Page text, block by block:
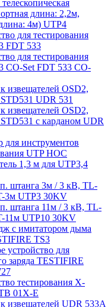
длина: 2,2м,
4м) UTP4
для тестирования
FDT 533
для тестирования
CO-Set FDT 533 CO-
извещателей OSD2,
UDR 531
извещателей OSD2,
с карданом UDR
для инструментов
UTP HOC
1,3 м для UTP3,4
штанга 3м / 3 кВ, TL-
3м UTP3 30KV
штанга 11м / 3 кВ, TL-
11м UTP10 30KV
с имитатором дыма
TS3
устройство для
заряда TESTIFIRE
тестирования X-
01X-E
извещателей UDR 533A